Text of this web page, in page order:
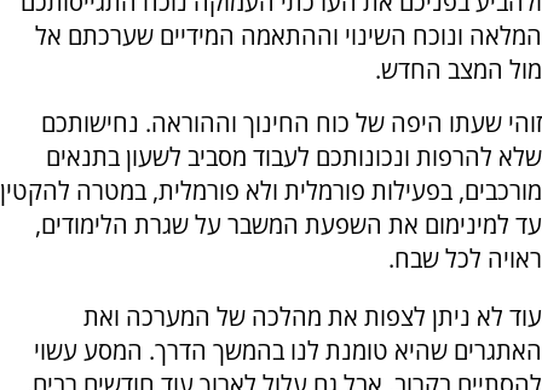
המלאה ונוכח השינוי וההתאמה המידיים שערכתם אל
מול המצב החדש.
זוהי שעתו היפה של כוח החינוך וההוראה. נחישותכם
שלא להרפות ונכונותכם לעבוד מסביב לשעון בתנאים
מורכבים, בפעילות פורמלית ולא פורמלית, במטרה להקטין
עד למינימום את השפעת המשבר על שגרת הלימודים,
ראויה לכל שבח.
עוד לא ניתן לצפות את מהלכה של המערכה ואת
האתגרים שהיא טומנת לנו בהמשך הדרך. המסע עשוי